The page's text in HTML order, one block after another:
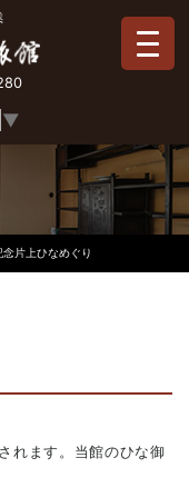
▼
片上ひなめぐり
れます。当館のひな御